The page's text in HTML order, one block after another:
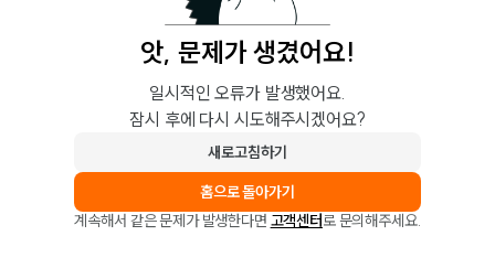
앗, 문제가 생겼어요!
일시적인 오류가 발생했어요.
잠시 후에 다시 시도해주시겠어요?
새로고침하기
홈으로 돌아가기
계속해서 같은 문제가 발생한다면 고객센터로 문의해주세요.